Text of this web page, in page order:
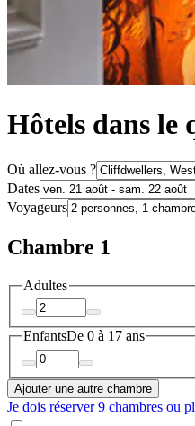
Hôtels dans
Où allez-vous ?
Dates
Voyageurs
Chambre 1
Adultes
EnfantsDe 0 à 17 ans
Ajouter une autre chambre
Je dois réserver 9 chambres ou